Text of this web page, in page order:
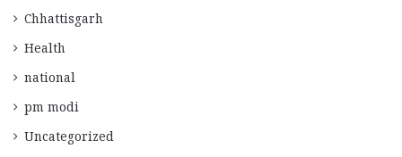
Chhattisgarh
Health
national
pm modi
Uncategorized